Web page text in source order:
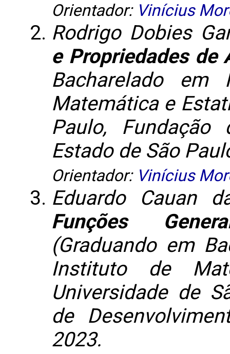
Orientador: Vinícius
Rodrigo Dobies
e Propriedades de
Bacharelado
Matemática e
Paulo,
Estado de São
Orientador: Vinícius
Eduardo Cauan
Funções
(Graduando em
Instituto de
Universidade de
de
2023.